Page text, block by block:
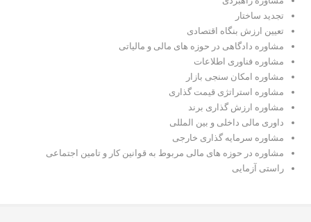
تجدید ساختار
تعیین ارزش بنگاه اقتصادی
مشاوره دادگاهی در حوزه های مالی و مالیاتی
مشاوره فناوری اطلاعات
مشاوره امکان سنجی بازار
مشاوره استراتژی قیمت گذاری
مشاوره ارزش گذاری برند
داوری مالی داخلی و بین المللی
مشاوره سرمایه گذاری خارجی
مشاوره در حوزه های مالی مربوط به قوانین کار و تامین اجتماعی
راستی آزمایی